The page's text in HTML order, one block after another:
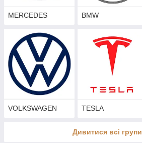
MERCEDES BMW
VOLKSWAGEN TESLA
Дивитися всі групи